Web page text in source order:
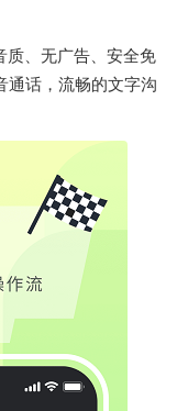
质、无广告、安全免
通话，流畅的文字沟